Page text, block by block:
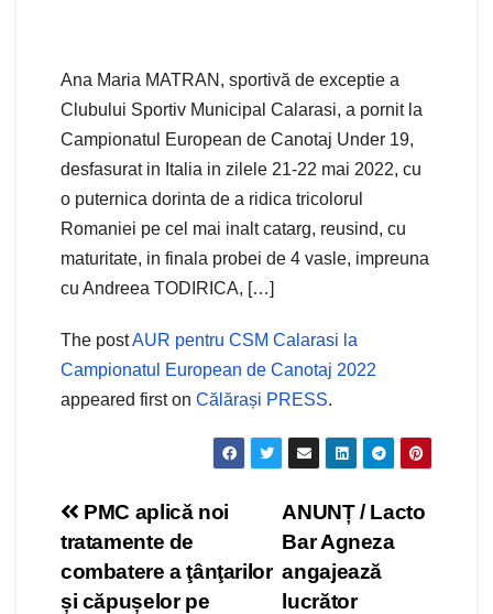
Ana Maria MATRAN, sportivă de exceptie a
Clubului Sportiv Municipal Calarasi, a pornit la
Campionatul European de Canotaj Under 19,
desfasurat in Italia in zilele 21-22 mai 2022, cu
o puternica dorinta de a ridica tricolorul
Romaniei pe cel mai inalt catarg, reusind, cu
maturitate, in finala probei de 4 vasle, impreuna
cu Andreea TODIRICA, […]
The postAUR pentru CSM Calarasi la
Campionatul European de Canotaj 2022
appeared first on Călărași PRESS.
Navigare
în
ANUNȚ / Lacto
Bar Agneza
angajează
lucrător
PMC aplică noi
tratamente de
combatere a ţânţarilor
și căpușelor pe